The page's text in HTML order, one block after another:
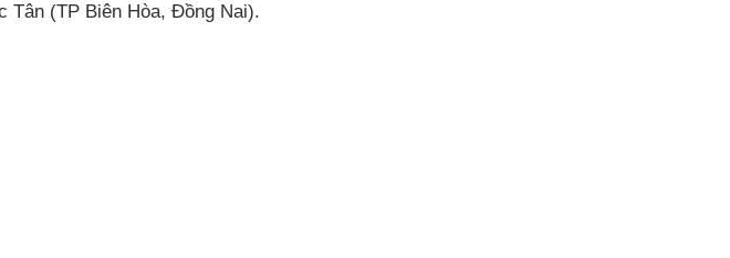
(TP Biên Hòa, Đồng Nai).